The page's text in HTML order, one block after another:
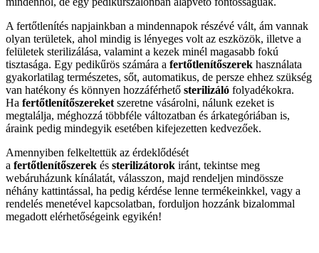
A fertőtlenítés napjainkban a mindennapok részévé vált, ám vannak
olyan területek, ahol mindig is lényeges volt az eszközök, illetve a
felületek sterilizálása, valamint a kezek minél magasabb fokú
tisztasága. Egy pedikűrös számára a fertőtlenítőszerek használata
gyakorlatilag természetes, sőt, automatikus, de persze ehhez szükség
van hatékony és könnyen hozzáférhető sterilizáló folyadékokra.
Ha fertőtlenítőszereket szeretne vásárolni, nálunk ezeket is
megtalálja, méghozzá többféle változatban és árkategóriában is,
áraink pedig mindegyik esetében kifejezetten kedvezőek.
Amennyiben felkeltettük az érdeklődését
a fertőtlenítőszerek és sterilizátorok iránt, tekintse meg
webáruházunk kínálatát, válasszon, majd rendeljen mindössze
néhány kattintással, ha pedig kérdése lenne termékeinkkel, vagy a
rendelés menetével kapcsolatban, forduljon hozzánk bizalommal
megadott elérhetőségeink egyikén!